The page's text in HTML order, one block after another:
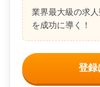
業界最大級の求
を成功に導く！
登録